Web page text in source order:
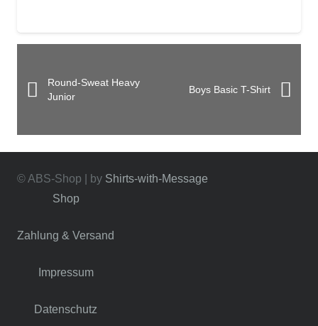
Round-Sweat Heavy
Junior
Boys Basic T-Shirt
© ABS-Shop | by Shirts-with-Message
Shop
Zahlung & Versand
Impressum
Datenschutz